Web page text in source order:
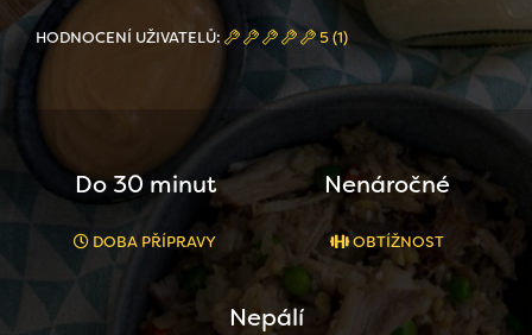
HODNOCENÍ UŽIVATELŮ: 5 (1)
Do 30 minut
DOBA PŘÍPRAVY
Nenáročné
OBTÍŽNOST
Nepálí